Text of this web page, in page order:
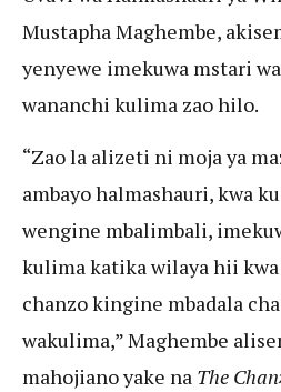
Mustapha Maghembe,
yenyewe imekuwa mstari
wananchi kulima zao hilo.
“Zao la alizeti ni moja ya
ambayo halmashauri, kwa
wengine mbalimbali,
kulima katika wilaya hii
chanzo kingine mbadala
wakulima,” Maghembe
mahojiano yake na The